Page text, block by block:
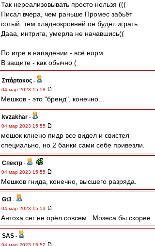
Так нереализовывать просто нельзя (((
Писал вчера, чем раньше Промес забьёт
сотый, тем хладнокровней он будет играть.
Дааа, интрига, умерла не начавшись((
По игре в нападении - всё норм.
В защите - как обычно (
Σπάρτακος -
04 мар 2023 15:58
Мешков - это "бренд", конечно...
kvzakhar -
04 мар 2023 15:55
мешок клнено пидр все видел и свистел
специально, но 2 банки сами себе привезли.
Спектр -
04 мар 2023 15:55
Мешков гнида, конечно, высшего разряда.
Gt3 -
04 мар 2023 15:53
Антоха сег не орёл совсем.. Мозеса бы скорее
SAS -
04 мар 2023 15:52